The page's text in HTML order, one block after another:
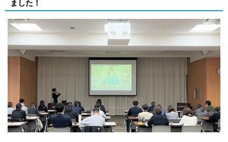
ました！